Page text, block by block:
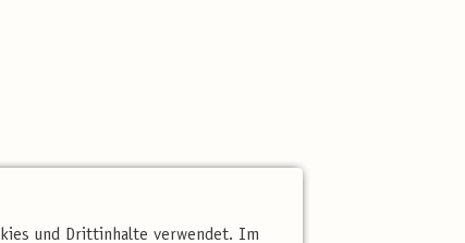
und Drittinhalte verwendet. Im